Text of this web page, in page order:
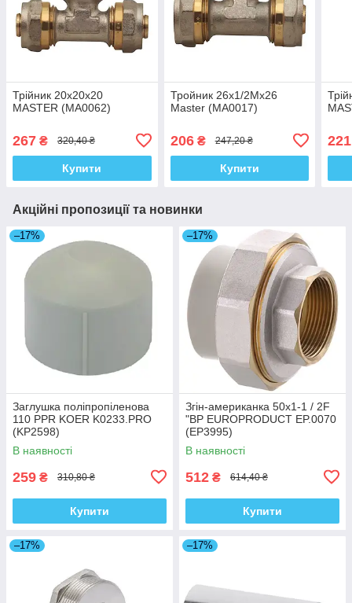
Трійник 20x20x20
MASTER (MA0062)
267 ₴ 320,40 ₴
Купити
Тройник 26x1/2Mx26
Master (MA0017)
206₴ 247,20 ₴
Купити
221
Акційні пропозиції та новинки
–17%
Заглушка поліпропіленова
110 PPR KOER K0233.PRO
(KP2598)
В наявності
259 ₴ 310,80 ₴
Купити
–17%
Згін-американка 50x1-1 / 2F
"ВР EUROPRODUCT EP.0070
(EP3995)
В наявності
512 ₴ 614,40 ₴
Купити
–17% –17%